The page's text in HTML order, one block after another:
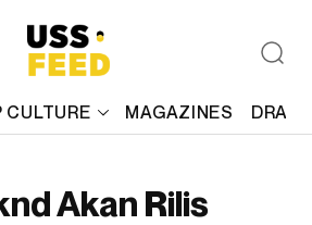
CULTURE MAGAZINES
Akan Rilis